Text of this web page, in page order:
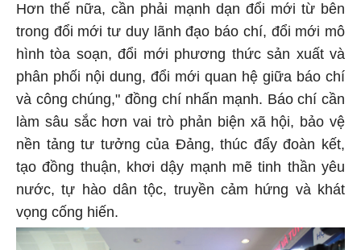
Hơn thế nữa, cần phải mạnh dạn đổi mới từ bên
trong đổi mới tư duy lãnh đạo báo chí, đổi mới mô
hình tòa soạn, đổi mới phương thức sản xuất và
phân phối nội dung, đổi mới quan hệ giữa báo chí
và công chúng," đồng chí nhấn mạnh. Báo chí cần
làm sâu sắc hơn vai trò phản biện xã hội, bảo vệ
nền tảng tư tưởng của Đảng, thúc đẩy đoàn kết,
tạo đồng thuận, khơi dậy mạnh mẽ tinh thần yêu
nước, tự hào dân tộc, truyền cảm hứng và khát
vọng cống hiến.